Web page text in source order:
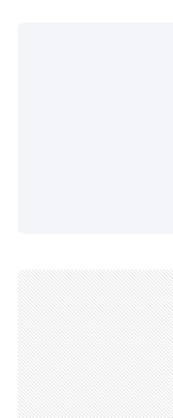
"เมื่อมองย้อนกลับ
จ และรู้ว่ายังมีสิ่
นักงานและชุมช
aghan
ซลูชันที่เป็นนวัตก
หกรรมการเดินเรื
อ่านรายงานควา